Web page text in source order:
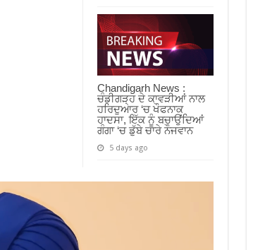
Chandigarh News :
ਚੰਡੀਗੜ੍ਹ ਦੇ ਕਾਵੜੀਆਂ ਨਾਲ
ਹਰਿਦੁਆਰ ‘ਚ ਖੌਫਨਾਕ
ਹਾਦਸਾ, ਇੱਕ ਨੂੰ ਬਚਾਉਂਦਿਆਂ
ਗੰਗਾ ‘ਚ ਡੁੱਬੇ ਚਾਰੇ ਨੌਜਵਾਨ
5 days ago